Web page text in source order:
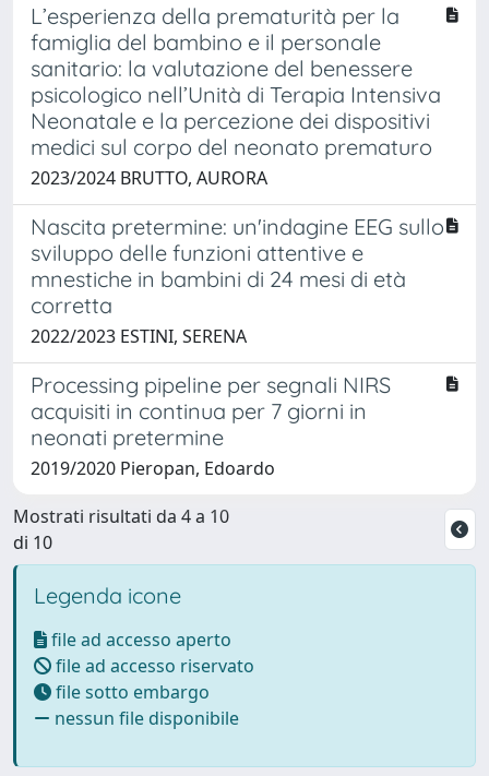
L’esperienza della prematurità per la
famiglia del bambino e il personale
sanitario: la valutazione del benessere
psicologico nell’Unità di Terapia Intensiva
Neonatale e la percezione dei dispositivi
medici sul corpo del neonato prematuro
2023/2024 BRUTTO, AURORA
Nascita pretermine: un'indagine EEG sullo
sviluppo delle funzioni attentive e
mnestiche in bambini di 24 mesi di età
corretta
2022/2023 ESTINI, SERENA
Processing pipeline per segnali NIRS
acquisiti in continua per 7 giorni in
neonati pretermine
2019/2020 Pieropan, Edoardo
Mostrati risultati da 4 a 10
di 10
Legenda icone
file ad accesso aperto
file ad accesso riservato
file sotto embargo
nessun file disponibile